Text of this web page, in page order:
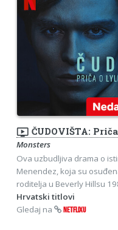
ondemand_video ČUDOVIŠTA:
Monsters
Ova uzbudljiva drama o
Menendez, koja su
roditelja u Beverly Hillsu
Hrvatski titlovi
Gledaj na
NETFLIXU